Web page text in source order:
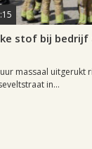
stof bij bedrijf
massaal uitgerukt
in...